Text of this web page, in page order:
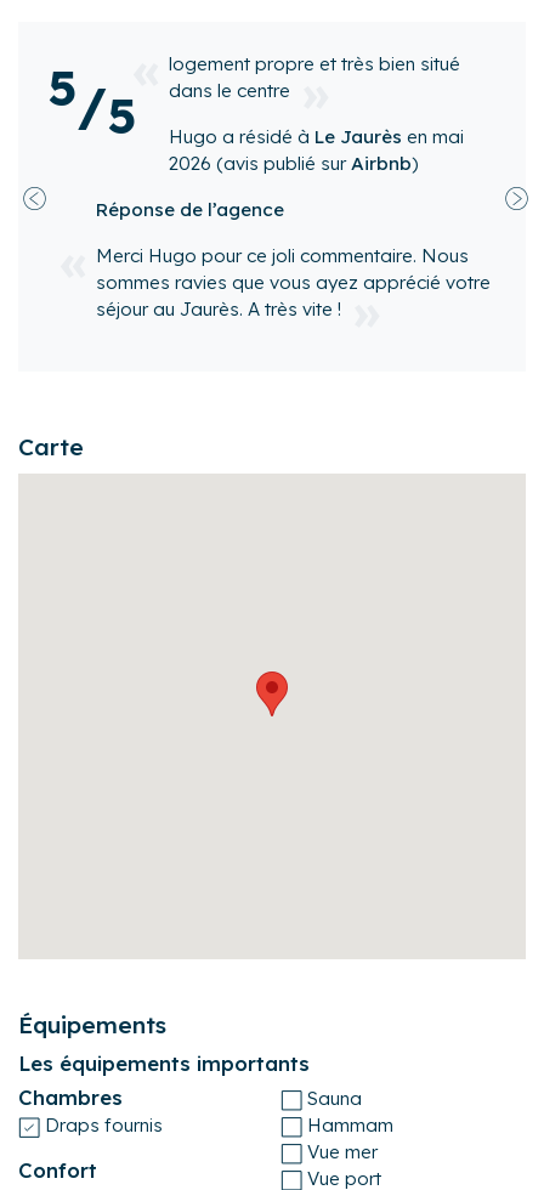
31555000040B7
Carte
Équipements
Les équipements importants
Chambres
Draps fournis
Confort
Sauna
Hammam
Vue mer
Vue port
en
mai
Nous
apprécié votre
5/ 5
Top, je reviendrai
2026(avis publié sur
remercie pour votre avis
serions ravis de vous accueillir
plaisir
Précédent